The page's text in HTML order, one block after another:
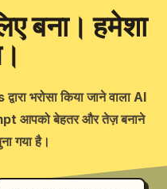
बना। हमेशा
भरोसा किया जाने वाला AI
आपको बेहतर और तेज़ बनाने
गया है।